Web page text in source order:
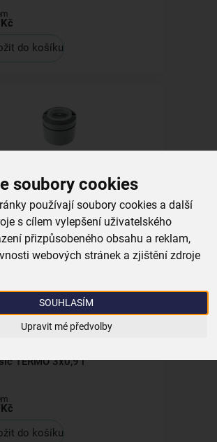
soubory cookies
používají soubory cookies a další
s cílem vylepšení uživatelského
přizpůsobeného obsahu a reklam,
webových stránek a zjištění zdroje
SOUHLASÍM
Upravit mé předvolby
do košíku
do košíku
TERMO 3x0,9 l
do košíku